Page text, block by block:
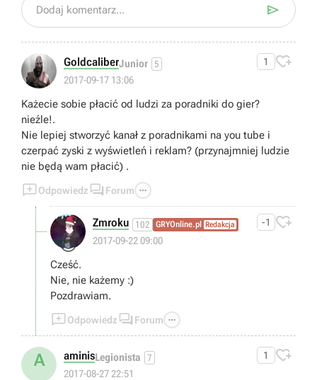
Dodaj komentarz... 
GoldcaliberJunior 5
2017-09-17 13:06
1 
Każecie sobie płacić od ludzi za poradniki do gier?
nieźle!.
Nie lepiej stworzyć kanał z poradnikami na you tube i
czerpać zyski z wyświetleń i reklam? (przynajmniej ludzie
nie będą wam płacić) .
Odpowiedz  Forum 
😎
Zmroku 102 GRYOnline.pl Redakcja
2017-09-22 09:00
-1 
Cześć.
Nie, nie każemy :)
Pozdrawiam.
Odpowiedz  Forum 
A aminisLegionista 7
2017-08-27 22:51
1 